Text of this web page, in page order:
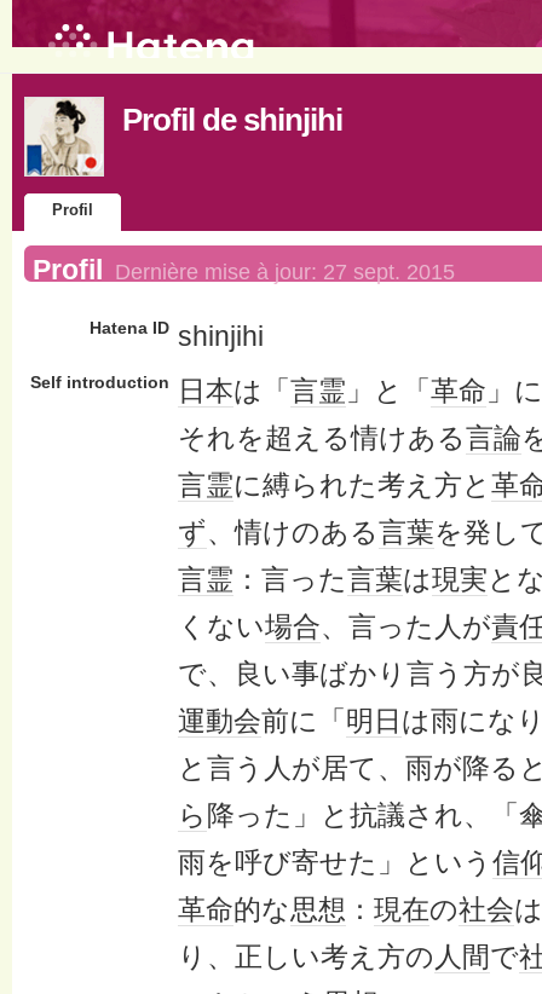
Profil de shinjihi
Profil
Profil Dernière mise à jour: 27 sept. 2015
Hatena ID shinjihi
Self introduction 日本は「 言霊 」と「 革命 」に
それを超える情けある言論
言霊に縛られた考え方と 革
ず、情けのある言葉を発し
言霊 ：言った言葉は現実と
くない場合、言った人が責
で、良い事ばかり言う方が
運動会前に「 明日 は雨にな
と言う人が居て、雨が降る
ら 降った」と抗議され、「
雨を呼び寄せた」という 信
革命的な思想 ： 現在の社会
り、正しい考え方の人間で